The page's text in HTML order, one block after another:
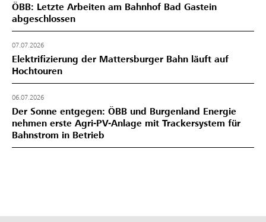
ÖBB: Letzte Arbeiten am Bahnhof Bad Gastein
abgeschlossen
07.07.2026
Elektrifizierung der Mattersburger Bahn läuft auf
Hochtouren
06.07.2026
Der Sonne entgegen: ÖBB und Burgenland Energie
nehmen erste Agri-PV-Anlage mit Trackersystem für
Bahnstrom in Betrieb